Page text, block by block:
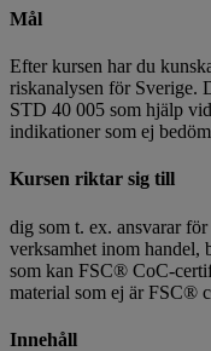
Mål
Efter kursen har du
riskanalysen för Sverige.
STD 40 005 som hjälp
indikationer som ej
Kursen riktar sig till
dig som t. ex. ansvarar
verksamhet inom handel,
som kan FSC® CoC-
material som ej är FSC®
Innehåll